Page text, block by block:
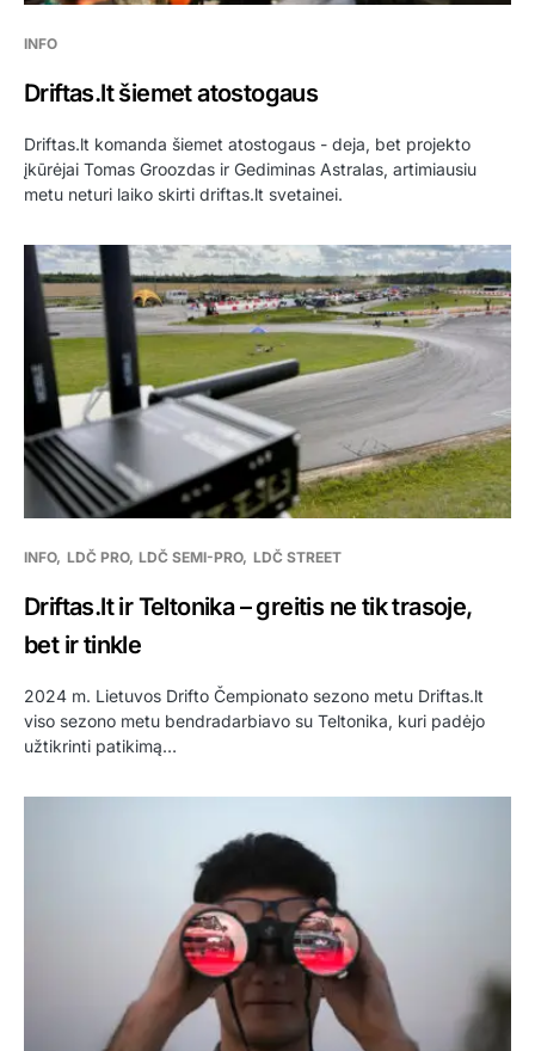
INFO
Driftas.lt šiemet atostogaus
Driftas.lt komanda šiemet atostogaus - deja, bet projekto
įkūrėjai Tomas Groozdas ir Gediminas Astralas, artimiausiu
metu neturi laiko skirti driftas.lt svetainei.
INFO LDČ PRO LDČ SEMI-PRO LDČ STREET
Driftas.lt ir Teltonika – greitis ne tik trasoje,
bet ir tinkle
2024 m. Lietuvos Drifto Čempionato sezono metu Driftas.lt
viso sezono metu bendradarbiavo su Teltonika, kuri padėjo
užtikrinti patikimą…